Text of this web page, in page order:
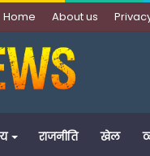
Home About us
राजनीति खेल